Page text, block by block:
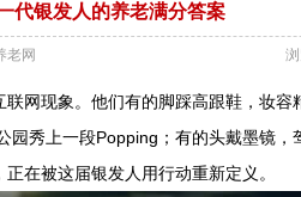
代银发人的养老满分答案
老网
网现象。他们有的脚踩高跟鞋，妆容
园秀上一段Popping；有的头戴墨镜，
在被这届银发人用行动重新定义。